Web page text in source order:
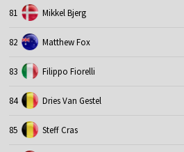
81 Mikkel Bjerg
82 Matthew Fox
83 Filippo Fiorelli
84 Dries Van Gestel
85 Steff Cras